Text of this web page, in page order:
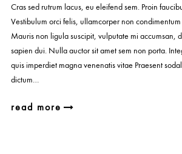
Cras sed rutrum lacus, eu eleifend sem. Proin
Vestibulum orci felis, ullamcorper non
Mauris non ligula suscipit, vulputate mi accumsan,
sapien dui. Nulla auctor sit amet sem non porta.
quis imperdiet magna venenatis vitae Praesent
dictum…
read more